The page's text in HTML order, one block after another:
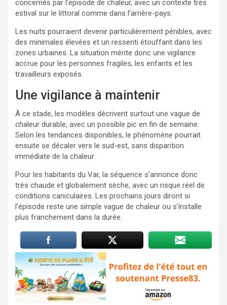
concernés par l’épisode de chaleur, avec un contexte très
estival sur le littoral comme dans l’arrière-pays.
Les nuits pourraient devenir particulièrement pénibles, avec
des minimales élevées et un ressenti étouffant dans les
zones urbaines. La situation mérite donc une vigilance
accrue pour les personnes fragiles, les enfants et les
travailleurs exposés.
Une vigilance à maintenir
À ce stade, les modèles décrivent surtout une vague de
chaleur durable, avec un possible pic en fin de semaine.
Selon les tendances disponibles, le phénomène pourrait
ensuite se décaler vers le sud-est, sans disparition
immédiate de la chaleur.
Pour les habitants du Var, la séquence s’annonce donc
très chaude et globalement sèche, avec un risque réel de
conditions caniculaires. Les prochains jours diront si
l’épisode reste une simple vague de chaleur ou s’installe
plus franchement dans la durée.